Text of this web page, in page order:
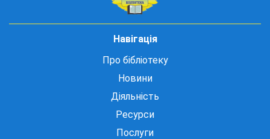
Навігація
Про бібліотеку
Новини
Діяльність
Ресурси
Послуги